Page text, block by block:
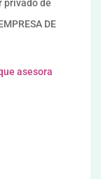
privado de
DE
asesora